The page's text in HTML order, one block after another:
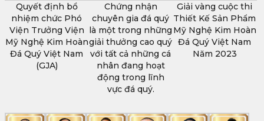
Quyết định bổ
nhiệm chức Phó
Viện Trưởng Viện
Mỹ Nghệ Kim Hoàn
Đá Quý Việt Nam
(GJA)
Chứng nhận
chuyên gia đá quý
là một trong những
giải thưởng cao quý
với tất cả những cá
nhân đang hoạt
động trong lĩnh
vực đá quý.
Giải vàng cuộc thi
Thiết Kế Sản Phẩm
Mỹ Nghệ Kim Hoàn
Đá Quý Việt Nam
Năm 2023